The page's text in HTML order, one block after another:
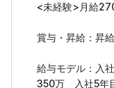
<未経験>月給
賞与・昇給：昇
給与モデル：入
350万　入社5年